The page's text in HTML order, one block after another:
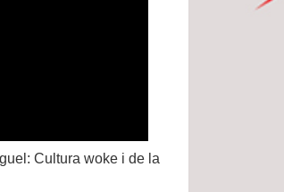
Cultura woke i de la